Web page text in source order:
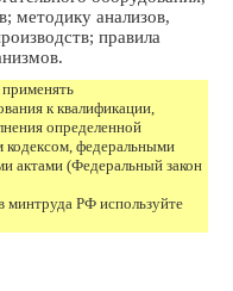
методику анализов,
правила
к квалификации,
определенной
федеральными
актами (Федеральный закон
минтруда РФ используйте